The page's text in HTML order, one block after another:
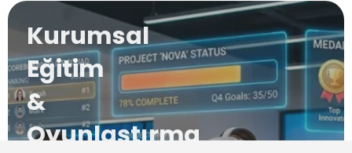
Kurumsal
Eğitim
&
Oyunlaştırma